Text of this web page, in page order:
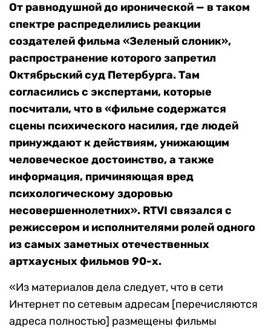
От равнодушной до иронической — в таком
спектре распределились реакции
создателей фильма «Зеленый слоник»,
распространение которого запретил
Октябрьский суд Петербурга. Там
согласились с экспертами, которые
посчитали, что в «фильме содержатся
сцены психического насилия, где людей
принуждают к действиям, унижающим
человеческое достоинство, а также
информация, причиняющая вред
психологическому здоровью
несовершеннолетних». RTVI связался с
режиссером и исполнителями ролей одного
из самых заметных отечественных
артхаусных фильмов 90-х.
«Из материалов дела следует, что в сети
Интернет по сетевым адресам [перечисляются
адреса полностью] размещены фильмы